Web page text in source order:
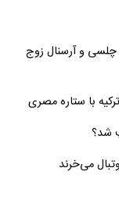
چلسی و آرسنال زوج
با ستاره مصری
شد؟
می‌خرند